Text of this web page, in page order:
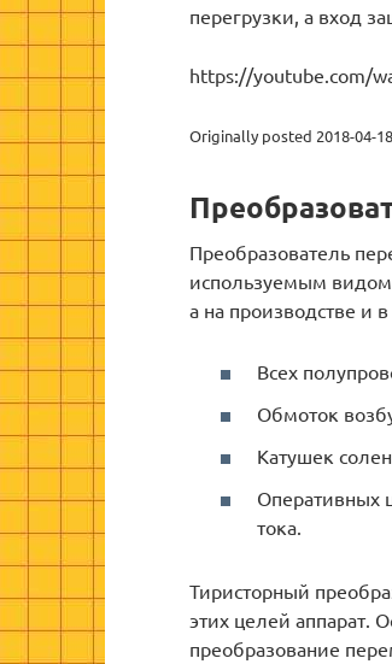
перегрузки, а вход
https://youtube.com/
Originally posted 2018-04-
Преобразователь
используемым видом
а на производстве и
Всех
Обмоток
Катушек
Оперативных
тока.
Тиристорный
этих целей аппарат.
преобразование